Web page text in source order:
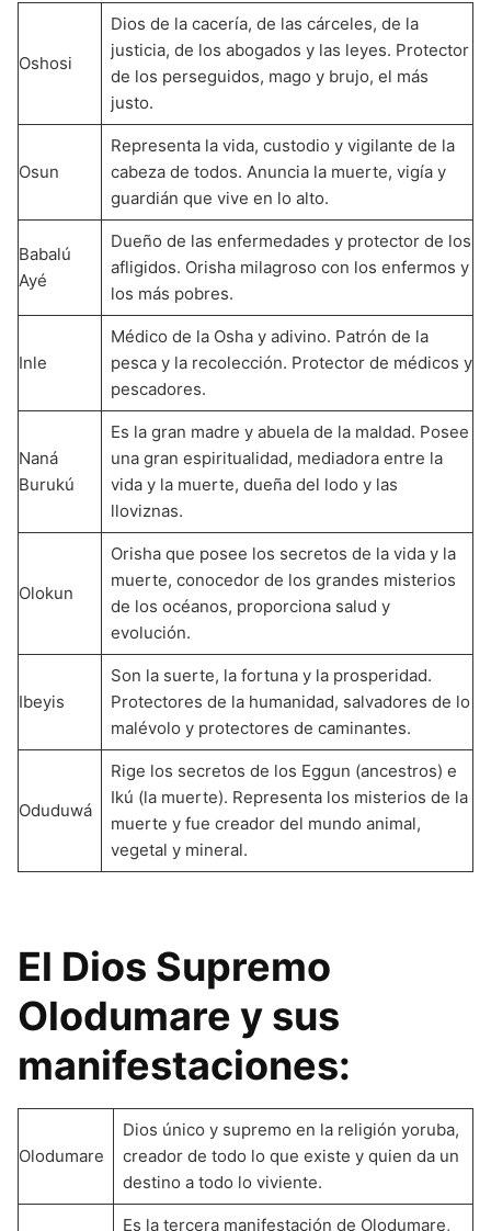
Oshosi
Dios de la cacería, de las cárceles, de la
justicia, de los abogados y las leyes. Protector
de los perseguidos, mago y brujo, el más
justo.
Osun
Representa la vida, custodio y vigilante de la
cabeza de todos. Anuncia la muerte, vigía y
guardián que vive en lo alto.
Babalú
Ayé
Dueño de las enfermedades y protector de los
afligidos. Orisha milagroso con los enfermos y
los más pobres.
Inle
Médico de la Osha y adivino. Patrón de la
pesca y la recolección. Protector de médicos y
pescadores.
Naná
Burukú
Es la gran madre y abuela de la maldad. Posee
una gran espiritualidad, mediadora entre la
vida y la muerte, dueña del lodo y las
lloviznas.
Olokun
Orisha que posee los secretos de la vida y la
muerte, conocedor de los grandes misterios
de los océanos, proporciona salud y
evolución.
Ibeyis
Son la suerte, la fortuna y la prosperidad.
Protectores de la humanidad, salvadores de lo
malévolo y protectores de caminantes.
Oduduwá
Rige los secretos de los Eggun (ancestros) e
Ikú (la muerte). Representa los misterios de la
muerte y fue creador del mundo animal,
vegetal y mineral.
El Dios Supremo
Olodumare y sus
manifestaciones:
Olodumare
Dios único y supremo en la religión yoruba,
creador de todo lo que existe y quien da un
destino a todo lo viviente.
Es la tercera manifestación de Olodumare,